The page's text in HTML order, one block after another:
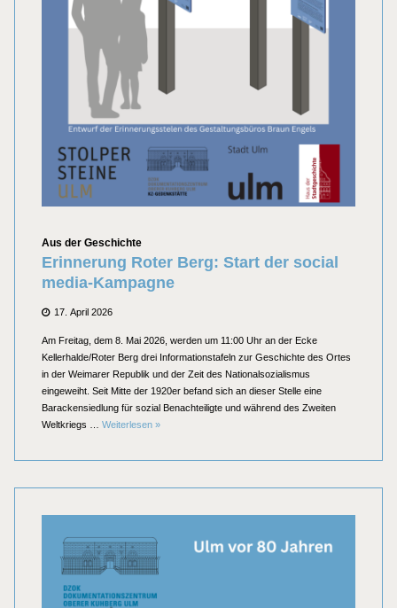
Kategorien
Aus der Geschichte
Erinnerung Roter Berg: Start der social
media-Kampagne
Posted
17. April 2026
Am Freitag, dem 8. Mai 2026, werden um 11:00 Uhr an der Ecke
Kellerhalde/Roter Berg drei Informationstafeln zur Geschichte des Ortes
in der Weimarer Republik und der Zeit des Nationalsozialismus
eingeweiht. Seit Mitte der 1920er befand sich an dieser Stelle eine
Barackensiedlung für sozial Benachteiligte und während des Zweiten
Weltkriegs … Weiterlesen Erinnerung Roter Berg: Start der social media-
»